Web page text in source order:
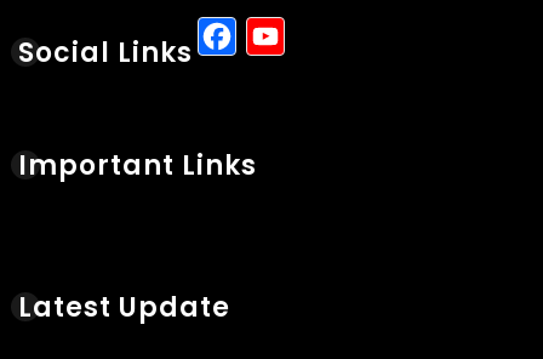
Social Links Facebook
Important Links
Latest Update